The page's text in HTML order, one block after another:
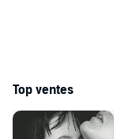
Top ventes